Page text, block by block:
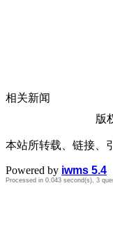
相关新闻
版
本站所转载、链接、
Powered by iwms 5.4
Processed in 0.043 second(s), 3